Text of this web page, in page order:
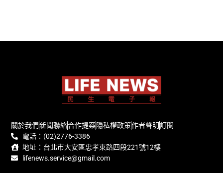
關於我們新聞聯絡合作提案隱私權政策作者聲明訂閱
電話：(02)2776-3386
地址：台北市大安區忠孝東路四段221號12樓
lifenews.service@gmail.com